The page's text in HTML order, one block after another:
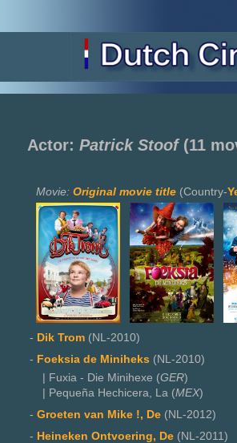
Actor: Patrick Stoof(11
Movie: Original movie title (Country-
- Dik Trom (NL-2010)
- Foeksia de Miniheks (NL-2010)
| Fuxia - Die Minihexe (GER)
| Pequeña Hechicera, La (MEX)
- Groeten van Mike !, De (NL-2012)
- Heineken Ontvoering, De (NL-2011)